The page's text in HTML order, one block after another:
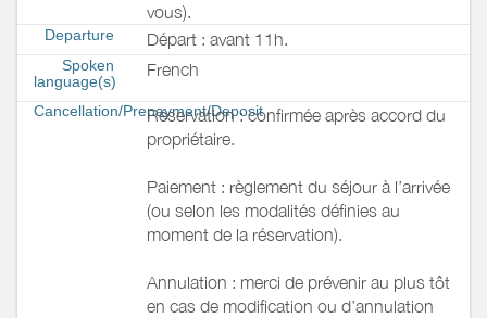
vous).
Departure Départ : avant 11h.
Spoken
language(s)
French
Cancellation/Prepayment/DepositRéservation : confirmée après accord du
propriétaire.
Paiement : règlement du séjour à l’arrivée
(ou selon les modalités définies au
moment de la réservation).
Annulation : merci de prévenir au plus tôt
en cas de modification ou d’annulation